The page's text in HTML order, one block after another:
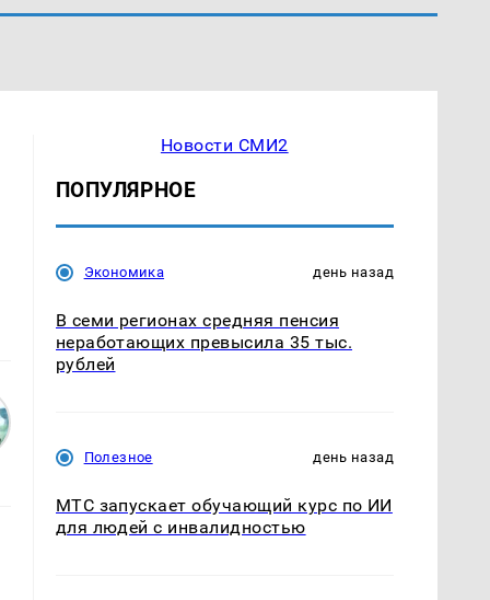
Новости СМИ2
ПОПУЛЯРНОЕ
Экономика день назад
В семи регионах средняя пенсия
неработающих превысила 35 тыс.
рублей
Полезное день назад
МТС запускает обучающий курс по ИИ
для людей с инвалидностью